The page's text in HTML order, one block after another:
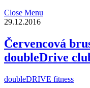
Close Menu
29.12.2016
Červencová
doubleDrive
doubleDRIVE fitness